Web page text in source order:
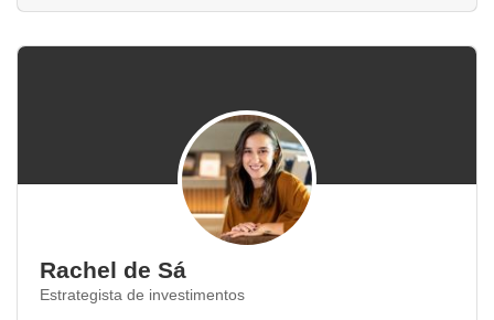
Rachel de Sá
Estrategista de investimentos